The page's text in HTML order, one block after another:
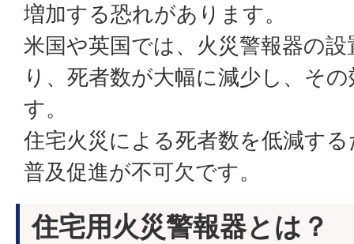
増加する恐れがあります。
米国や英国では、火災警報器の
り、死者数が大幅に減少し、そ
す。
住宅火災による死者数を低減す
普及促進が不可欠です。
住宅用火災警報器とは？